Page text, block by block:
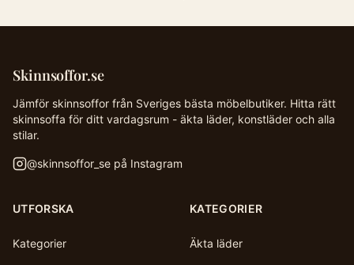
Skinnsoffor.se
Jämför skinnsoffor från Sveriges bästa möbelbutiker. Hitta rätt
skinnsoffa för ditt vardagsrum - äkta läder, konstläder och alla
stilar.
@skinnsoffor_se på Instagram
UTFORSKA
Kategorier
KATEGORIER
Äkta läder